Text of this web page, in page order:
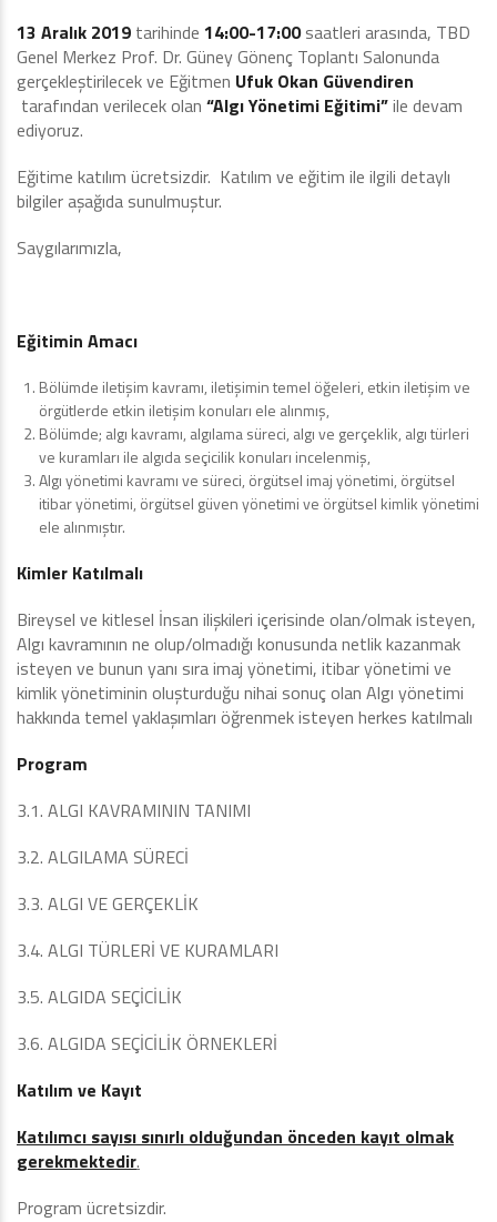
13 Aralık 2019 tarihinde 14:00-17:00saatleri arasında, TBD
Genel Merkez Prof. Dr. Güney Gönenç Toplantı Salonunda
gerçekleştirilecek ve Eğitmen Ufuk Okan Güvendiren
tarafından verilecek olan “Algı Yönetimi Eğitimi”ile devam
ediyoruz.
Eğitime katılım ücretsizdir. Katılım ve eğitim ile ilgili detaylı
bilgiler aşağıda sunulmuştur.
Saygılarımızla,
Eğitimin Amacı
Bölümde iletişim kavramı, iletişimin temel öğeleri, etkin iletişim ve
örgütlerde etkin iletişim konuları ele alınmış,
Bölümde; algı kavramı, algılama süreci, algı ve gerçeklik, algı türleri
ve kuramları ile algıda seçicilik konuları incelenmiş,
Algı yönetimi kavramı ve süreci, örgütsel imaj yönetimi, örgütsel
itibar yönetimi, örgütsel güven yönetimi ve örgütsel kimlik yönetimi
ele alınmıştır.
Kimler Katılmalı
Bireysel ve kitlesel İnsan ilişkileri içerisinde olan/olmak isteyen,
Algı kavramının ne olup/olmadığı konusunda netlik kazanmak
isteyen ve bunun yanı sıra imaj yönetimi, itibar yönetimi ve
kimlik yönetiminin oluşturduğu nihai sonuç olan Algı yönetimi
hakkında temel yaklaşımları öğrenmek isteyen herkes katılmalı
Program
3.1. ALGI KAVRAMININ TANIMI
3.2. ALGILAMA SÜRECİ
3.3. ALGI VE GERÇEKLİK
3.4. ALGI TÜRLERİ VE KURAMLARI
3.5. ALGIDA SEÇİCİLİK
3.6. ALGIDA SEÇİCİLİK ÖRNEKLERİ
Katılım ve Kayıt
Katılımcı sayısı sınırlı olduğundan önceden kayıt olmak
gerekmektedir.
Program ücretsizdir.